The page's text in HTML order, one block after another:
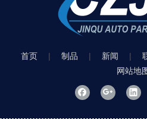
首页 | 制品 | 新闻 |
网站地